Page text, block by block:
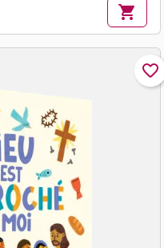
shopping_cart
favorite_border